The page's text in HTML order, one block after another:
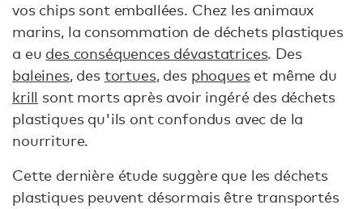
vos chips sont emballées. Chez les animaux
marins, la consommation de déchets plastiques
a eu des conséquences dévastatrices. Des
baleines, des tortues, des phoqueset même du
krill sont morts après avoir ingéré des déchets
plastiques qu'ils ont confondus avec de la
nourriture.
Cette dernière étude suggère que les déchets
plastiques peuvent désormais être transportés